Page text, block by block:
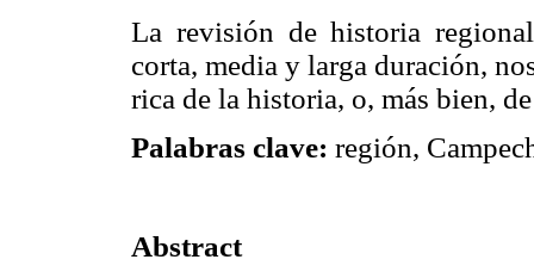
La revisión de historia
corta, media y larga duración,
rica de la historia, o, más bien,
Palabras clave: región,
Abstract